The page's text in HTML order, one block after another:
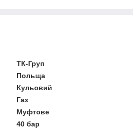
ТК-Груп
Польща
Кульовий
Газ
Муфтове
40 бар